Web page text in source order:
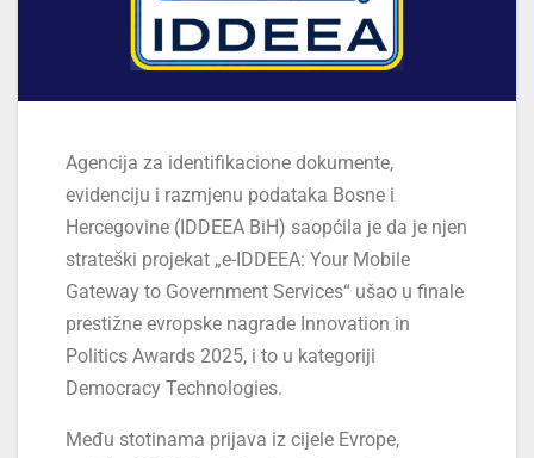
Agencija za identifikacione dokumente,
evidenciju i razmjenu podataka Bosne i
Hercegovine (IDDEEA BiH) saopćila je da je njen
strateški projekat „e-IDDEEA: Your Mobile
Gateway to Government Services“ ušao u finale
prestižne evropske nagrade Innovation in
Politics Awards 2025, i to u kategoriji
Democracy Technologies.
Među stotinama prijava iz cijele Evrope,